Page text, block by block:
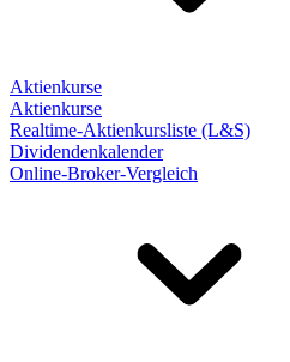
Aktienkurse
Aktienkurse
Realtime-Aktienkursliste (L&S)
Dividendenkalender
Online-Broker-Vergleich